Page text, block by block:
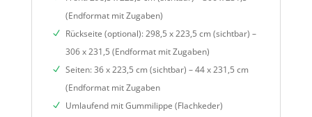
(Endformat mit Zugaben)
Rückseite (optional): 298,5 x 223,5 cm (sichtbar) –
306 x 231,5 (Endformat mit Zugaben)
Seiten: 36 x 223,5 cm (sichtbar) – 44 x 231,5 cm
(Endformat mit Zugaben
Umlaufend mit Gummilippe (Flachkeder)